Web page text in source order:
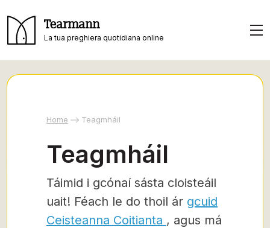
Tearmann
La tua preghiera quotidiana online
Home Teagmháil
Teagmháil
Táimid i gcónaí sásta cloisteáil
uait! Féach le do thoil ár gcuid
Ceisteanna Coitianta , agus má